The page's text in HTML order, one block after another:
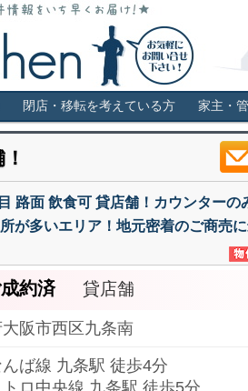
ケルトン 飲食可
新町などの貸店舗情報サイト。居抜き
閉店・移転を考えている方 家主・
路面 飲食可 貸店舗！カウンターの
が多いエリア！地元密着のご商売に
約済 貸店舗
阪市西区九条南
んば線 九条駅 徒歩4分
ロ中央線 九条駅 徒歩5分